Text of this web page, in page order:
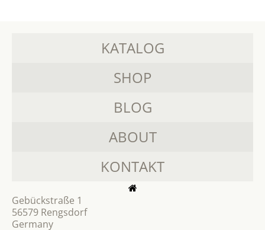
KATALOG
SHOP
BLOG
ABOUT
KONTAKT
Gebückstraße 1
56579 Rengsdorf
Germany